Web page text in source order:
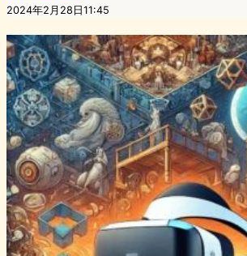
2024年2月28日11:45